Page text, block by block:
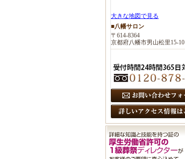
大きな地図で見る
■八幡サロン
〒614-8364
京都府八幡市男山松里15-10